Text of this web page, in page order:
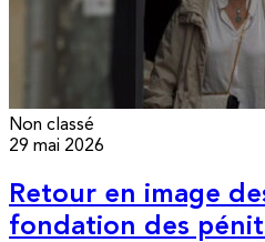
Non classé
29 mai 2026
Retour en image
fondation des